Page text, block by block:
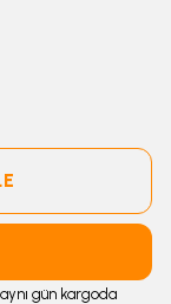
gün kargoda